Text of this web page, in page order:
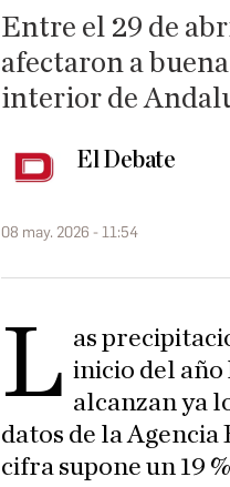
Entre el 29 de
afectaron a
interior de
El Debate
08 may. 2026 - 11:54
L as
inicio del año
alcanzan ya
datos de la
cifra supone un 19